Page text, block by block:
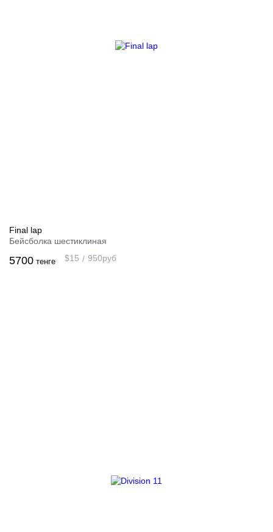
Final lap
Бейсболка шестиклиная
5700 тенге $15 950руб